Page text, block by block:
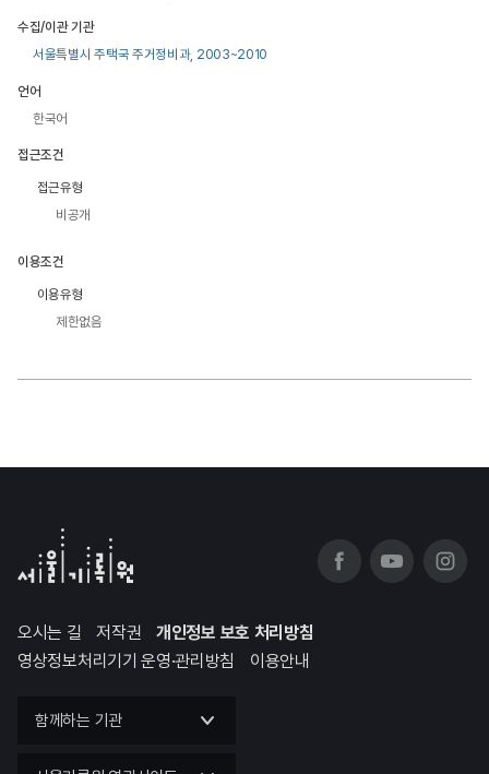
수집/이관 기관
서울특별시 주택국 주거정비과, 2003~2010
언어
한국어
접근조건
접근유형
비공개
이용조건
이용유형
제한없음
오시는 길 저작권
개인정보 보호 처리방침
영상정보처리기기 운영·관리방침
이용안내
함께하는 기관